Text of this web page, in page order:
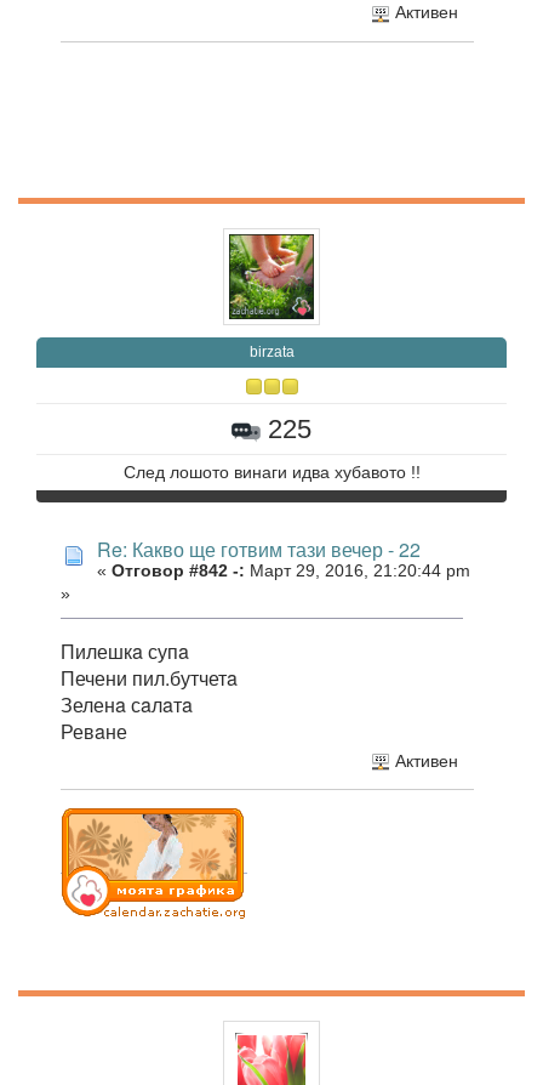
Активен
birzata
225
След лошото винаги идва хубавото !!
Re: Какво ще готвим тази вечер - 22
« Отговор #842 -: Март 29, 2016, 21:20:44 pm
»
Пилешкa супa
Печени пил.бутчетa
Зеленa сaлaтa
Ревaне
Активен